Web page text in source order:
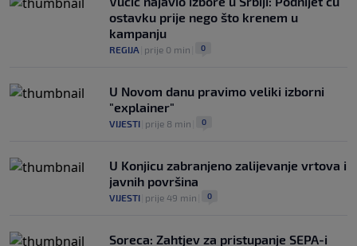
| 0
ostavku prije nego što krenem u
kampanju
REGIJA prije 0 min 0
U Novom danu pravimo veliki izborni
"explainer"
VIJESTI prije 8 min 0
U Konjicu zabranjeno zalijevanje vrtova i
javnih površina
VIJESTI prije 49 min 0
Soreca: Zahtjev za pristupanje SEPA-i